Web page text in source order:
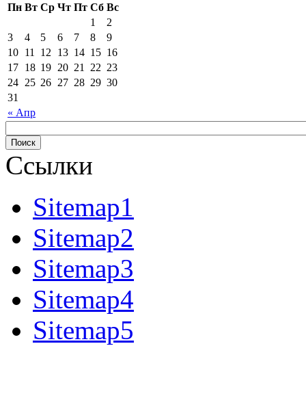
Пн Вт Ср Чт Пт Сб Вс
« Апр
1
2
3
4 5 6 7 8
9
10 11 12 13 14 15 16
17 18 19 20 21 22 23
24 25 26 27 28 29 30
31
Ссылки
Sitemap1
Sitemap2
Sitemap3
Sitemap4
Sitemap5